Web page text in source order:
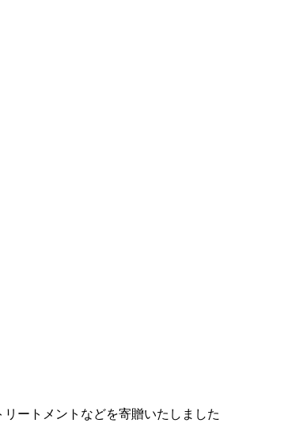
ートメントなどを寄贈いたしました